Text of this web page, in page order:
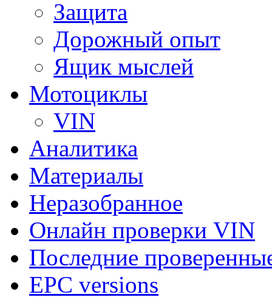
Защита
Дорожный опыт
Ящик мыслей
Мотоциклы
VIN
Аналитика
Материалы
Неразобранное
Онлайн проверки VIN
Последние
EPC versions